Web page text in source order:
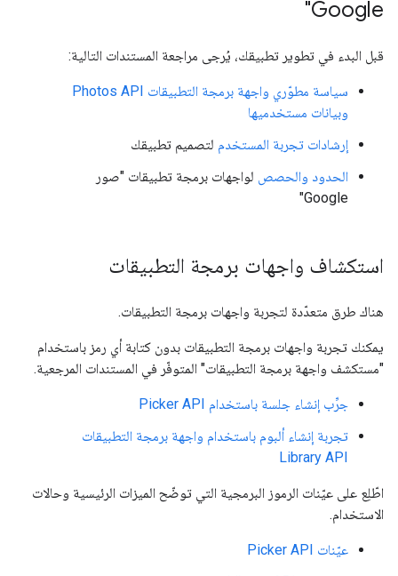
Google"
قبل البدء في تطوير تطبيقك، يُرجى مراجعة المستندات التالية:
سياسة مطوّري واجهة برمجة التطبيقات Photos API
وبيانات مستخدميها
إرشادات تجربة المستخدم لتصميم تطبيقك
الحدود والحصص لواجهات برمجة تطبيقات "صور
Google"
استكشاف واجهات برمجة التطبيقات
هناك طرق متعدّدة لتجربة واجهات برمجة التطبيقات.
يمكنك تجربة واجهات برمجة التطبيقات بدون كتابة أي رمز باستخدام
"مستكشف واجهة برمجة التطبيقات" المتوفّر في المستندات المرجعية.
جرِّب إنشاء جلسة باستخدام Picker API
تجربة إنشاء ألبوم باستخدام واجهة برمجة التطبيقات
Library API
اطّلِع على عيّنات الرموز البرمجية التي توضّح الميزات الرئيسية وحالات
الاستخدام.
عيّنات Picker API